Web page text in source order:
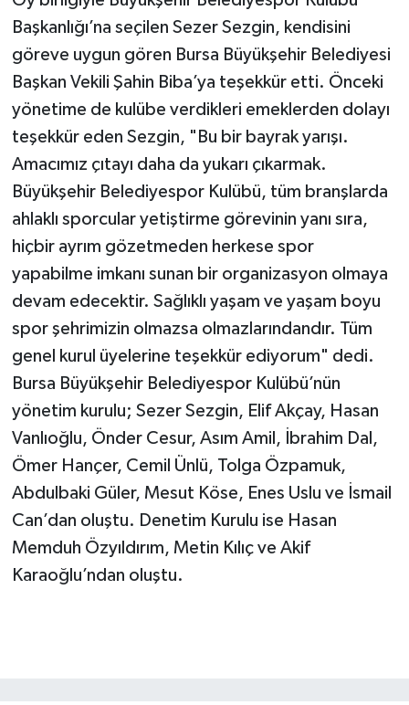
Başkanlığı’na seçilen Sezer Sezgin, kendisini
göreve uygun gören Bursa Büyükşehir Belediyesi
Başkan Vekili Şahin Biba’ya teşekkür etti. Önceki
yönetime de kulübe verdikleri emeklerden dolayı
teşekkür eden Sezgin, "Bu bir bayrak yarışı.
Amacımız çıtayı daha da yukarı çıkarmak.
Büyükşehir Belediyespor Kulübü, tüm branşlarda
ahlaklı sporcular yetiştirme görevinin yanı sıra,
hiçbir ayrım gözetmeden herkese spor
yapabilme imkanı sunan bir organizasyon olmaya
devam edecektir. Sağlıklı yaşam ve yaşam boyu
spor şehrimizin olmazsa olmazlarındandır. Tüm
genel kurul üyelerine teşekkür ediyorum" dedi.
Bursa Büyükşehir Belediyespor Kulübü’nün
yönetim kurulu; Sezer Sezgin, Elif Akçay, Hasan
Vanlıoğlu, Önder Cesur, Asım Amil, İbrahim Dal,
Ömer Hançer, Cemil Ünlü, Tolga Özpamuk,
Abdulbaki Güler, Mesut Köse, Enes Uslu ve İsmail
Can’dan oluştu. Denetim Kurulu ise Hasan
Memduh Özyıldırım, Metin Kılıç ve Akif
Karaoğlu’ndan oluştu.